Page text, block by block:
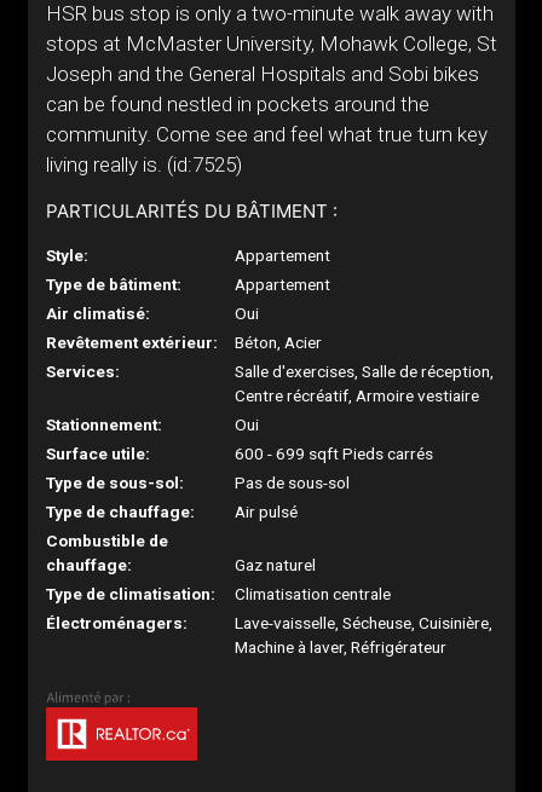
HSR bus stop is only a two-minute walk away with
stops at McMaster University, Mohawk College, St
Joseph and the General Hospitals and Sobi bikes
can be found nestled in pockets around the
community. Come see and feel what true turn key
living really is. (id:7525)
PARTICULARITÉS DU BÂTIMENT :
Style:
Appartement
Type de bâtiment:
Appartement
Air climatisé:
Oui
Revêtement extérieur:
Béton, Acier
Services:
Salle d'exercises, Salle de réception,
Centre récréatif, Armoire vestiaire
Stationnement:
Oui
Surface utile:
600 - 699 sqft Pieds carrés
Type de sous-sol:
Pas de sous-sol
Type de chauffage:
Air pulsé
Combustible de
chauffage:
Gaz naturel
Type de climatisation:
Climatisation centrale
Électroménagers:
Lave-vaisselle, Sécheuse, Cuisinière,
Machine à laver, Réfrigérateur